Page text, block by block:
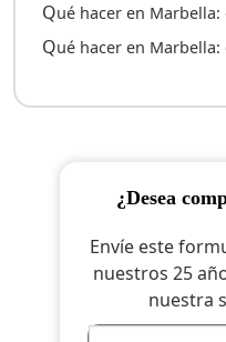
Qué hacer en
Qué hacer en
¿desea
Envíe este
nuestros 25
nuestra